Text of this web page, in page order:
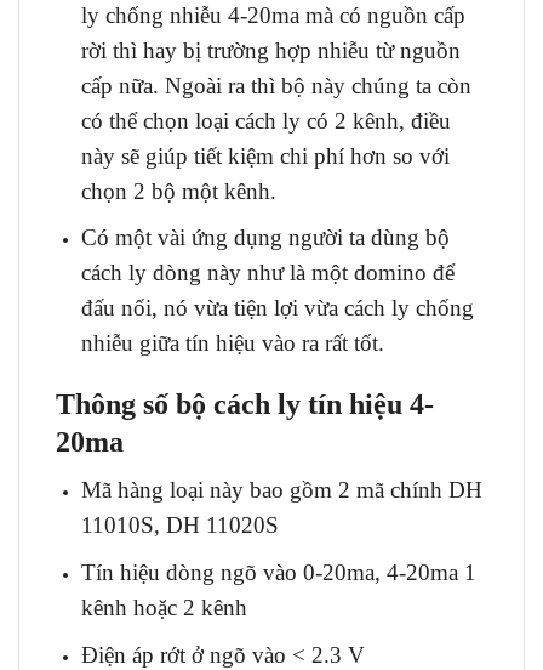
ly chống nhiễu 4-20ma mà có nguồn cấp
rời thì hay bị trường hợp nhiễu từ nguồn
cấp nữa. Ngoài ra thì bộ này chúng ta còn
có thể chọn loại cách ly có 2 kênh, điều
này sẽ giúp tiết kiệm chi phí hơn so với
chọn 2 bộ một kênh.
Có một vài ứng dụng người ta dùng bộ
cách ly dòng này như là một domino để
đấu nối, nó vừa tiện lợi vừa cách ly chống
nhiễu giữa tín hiệu vào ra rất tốt.
Thông số bộ cách ly tín hiệu 4-
20ma
Mã hàng loại này bao gồm 2 mã chính DH
11010S, DH 11020S
Tín hiệu dòng ngõ vào 0-20ma, 4-20ma 1
kênh hoặc 2 kênh
Điện áp rớt ở ngõ vào < 2.3 V